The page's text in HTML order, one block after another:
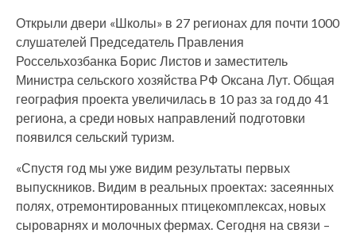
Открыли двери «Школы» в 27 регионах для почти 1000
слушателей Председатель Правления
Россельхозбанка Борис Листов и заместитель
Министра сельского хозяйства РФ Оксана Лут. Общая
география проекта увеличилась в 10 раз за год до 41
региона, а среди новых направлений подготовки
появился сельский туризм.
«Спустя год мы уже видим результаты первых
выпускников. Видим в реальных проектах: засеянных
полях, отремонтированных птицекомплексах, новых
сыроварнях и молочных фермах. Сегодня на связи –